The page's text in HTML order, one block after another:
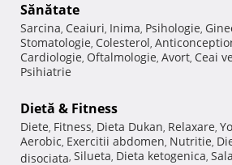
Sănătate
Sarcina, Ceaiuri, Inima, Psihologie,
Stomatologie, Colesterol,
Cardiologie, Oftalmologie, Avort, Ceai
Psihiatrie
Dietă & Fitness
Diete, Fitness, Dieta Dukan, Relaxare,
Aerobic, Exercitii abdomen, Nutritie,
disociata, Silueta, Dieta ketogenica,